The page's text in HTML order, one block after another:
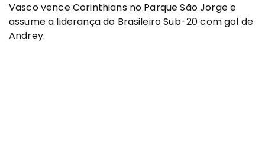
Vasco vence Corinthians no Parque São Jorge e
assume a liderança do Brasileiro Sub-20 com gol de
Andrey.